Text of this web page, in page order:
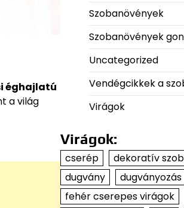
éghajlatú
a világ
Szobanövények
Szobanövények
Uncategorized
Vendégcikkek a
Virágok
Virágok:
cserép
dekoratív
dugvány
dugványozás
fehér cserepes virágok